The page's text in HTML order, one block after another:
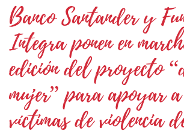
Banco Santander y
Integra ponen en
edición del proyecto
mujer” para apoyar a
víctimas de violencia